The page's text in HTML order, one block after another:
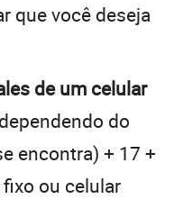
que você deseja
de um celular
do
encontra) + 17 +
ou celular